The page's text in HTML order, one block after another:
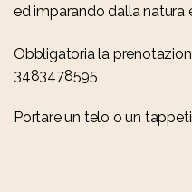
ed imparando dalla natura
Obbligatoria la
3483478595
Portare un telo o un